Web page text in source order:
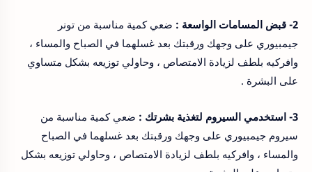
2- قبض المسامات الواسعة :
ضعي كمية مناسبة من تونر
جيمبيوري على وجهك ورقبتك بعد غسلهما في الصباح والمساء ،
وافركيه بلطف لزيادة الامتصاص ، وحاولي توزيعه بشكل متساوي
على البشرة .
3- استخدمي السيروم لتغذية بشرتك :
ضعي كمية مناسبة من
سيروم جيمبيوري على وجهك ورقبتك بعد غسلهما في الصباح
والمساء ، وافركيه بلطف لزيادة الامتصاص ، وحاولي توزيعه بشكل